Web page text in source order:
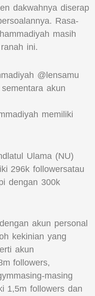
dakwahnya diserap
Rasa-
masih
ini.
@lensamu
akun
memiliki
Ulama (NU)
296k followersatau
dengan 300k
akun personal
kekinian yang
akun
followers,
masing
1,5m followers dan